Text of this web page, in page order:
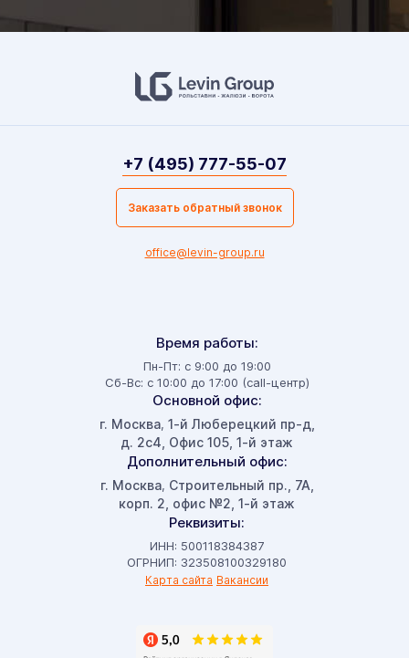
Время работы:
Пн-Пт: с 9:00 до 19:00
Сб-Вс: с 10:00 до 17:00 (call-центр)
Основной офис:
г. Москва, 1-й Люберецкий пр-д,
д. 2с4, Офис 105, 1-й этаж
Дополнительный офис:
г. Москва, Строительный пр., 7А,
корп. 2, офис №2, 1-й этаж
Реквизиты:
ИНН: 500118384387
ОГРНИП: 323508100329180
Карта сайта Вакансии
+7 (495) 777-55-07
Заказать обратный звонок
office@levin-group.ru